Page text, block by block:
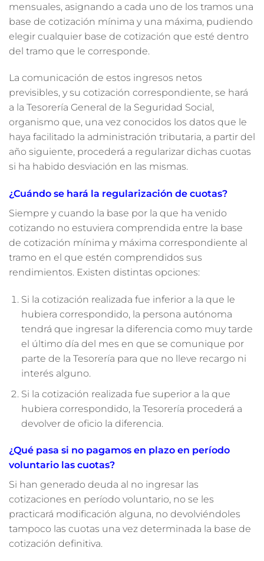
mensuales, asignando a cada uno de los tramos una
base de cotización mínima y una máxima, pudiendo
elegir cualquier base de cotización que esté dentro
del tramo que le corresponde.
La comunicación de estos ingresos netos
previsibles, y su cotización correspondiente, se hará
a la Tesorería General de la Seguridad Social,
organismo que, una vez conocidos los datos que le
haya facilitado la administración tributaria, a partir del
año siguiente, procederá a regularizar dichas cuotas
si ha habido desviación en las mismas.
¿Cuándo se hará la regularización de cuotas?
Siempre y cuando la base por la que ha venido
cotizando no estuviera comprendida entre la base
de cotización mínima y máxima correspondiente al
tramo en el que estén comprendidos sus
rendimientos. Existen distintas opciones:
Si la cotización realizada fue inferior a la que le
hubiera correspondido, la persona autónoma
tendrá que ingresar la diferencia como muy tarde
el último día del mes en que se comunique por
parte de la Tesorería para que no lleve recargo ni
interés alguno.
Si la cotización realizada fue superior a la que
hubiera correspondido, la Tesorería procederá a
devolver de oficio la diferencia.
¿Qué pasa si no pagamos en plazo en período
voluntario las cuotas?
Si han generado deuda al no ingresar las
cotizaciones en período voluntario, no se les
practicará modificación alguna, no devolviéndoles
tampoco las cuotas una vez determinada la base de
cotización definitiva.